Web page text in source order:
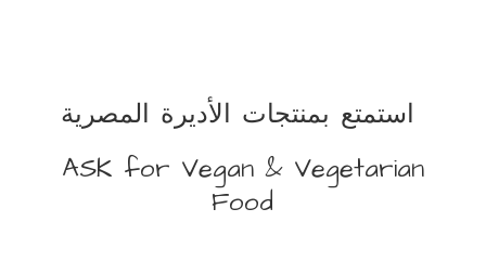
ASK for Vegan & Vegetarian
Food